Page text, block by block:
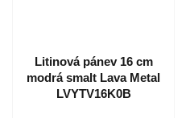
Litinová pánev 16 cm
modrá smalt Lava Metal
LVYTV16K0B